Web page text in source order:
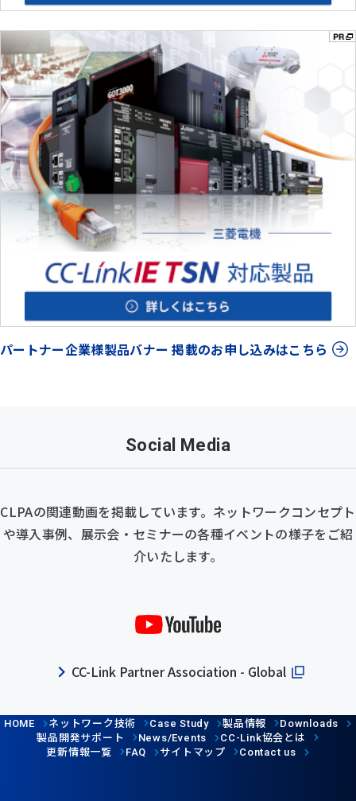
パートナー企業様製品バナー 掲載のお申し込みはこちら
Social Media
CLPAの関連動画を掲載しています。ネットワークコンセプト
や導入事例、展示会・セミナーの各種イベントの様子をご紹
介いたします。
CC-Link Partner Association - Global
HOME ネットワーク技術 Case Study 製品情報 Downloads
製品開発サポート News/Events CC-Link協会とは
更新情報一覧
FAQ サイトマップ Contact us